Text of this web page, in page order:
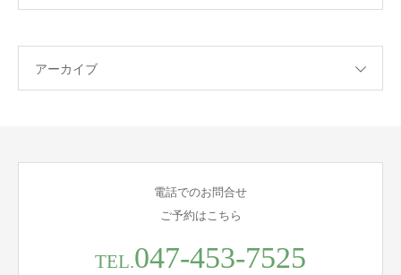
アーカイブ
電話でのお問合せ
ご予約はこちら
TEL.047-453-7525